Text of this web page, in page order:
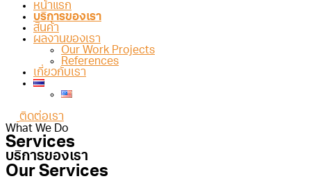
หน้าแรก
บริการของเรา
สินค้า
ผลงานของเรา
Our Work Projects
References
เกี่ยวกับเรา
ติดต่อเรา
What We Do
Services
บริการของเรา
Our Services